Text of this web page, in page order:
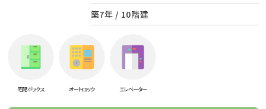
築7年 / 10階建
宅配ボックス オートロック エレベーター